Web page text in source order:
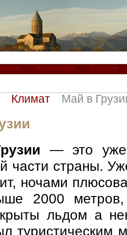
Фотографии О Грузии
Климат Май в
— это уже
части страны.
ночами
2000
льдом а
туристическим